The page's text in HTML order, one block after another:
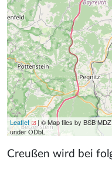
Leaflet
| © Map tiles by BSB
under ODbL
Creußen wird bei